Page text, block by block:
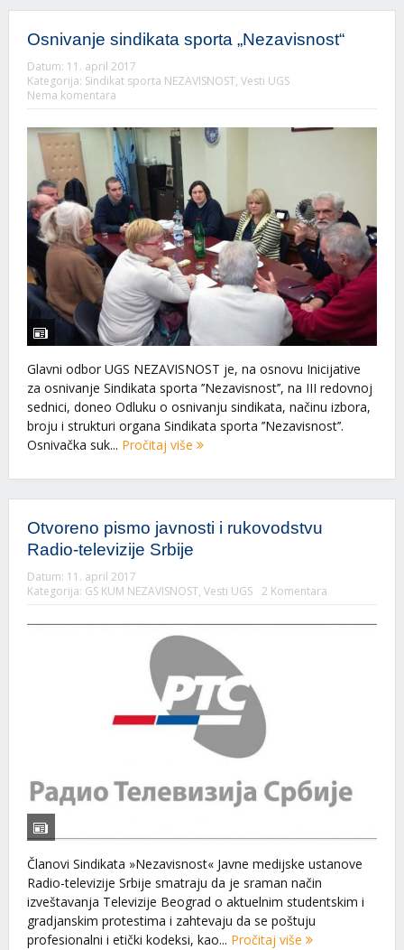
Osnivanje sindikata sporta „Nezavisnost“
Datum: 11. april 2017
Kategorija: Sindikat sporta NEZAVISNOST, Vesti UGS
Nema komentara
Glavni odbor UGS NEZAVISNOST je, na osnovu Inicijative
za osnivanje Sindikata sporta ’’Nezavisnost’’, na III redovnoj
sednici, doneo Odluku o osnivanju sindikata, načinu izbora,
broju i strukturi organa Sindikata sporta ’’Nezavisnost’’.
Osnivačka suk... Pročitaj više
Otvoreno pismo javnosti i rukovodstvu
Radio-televizije Srbije
Datum: 11. april 2017
Kategorija: GS KUM NEZAVISNOST, Vesti UGS 2 Komentara
Članovi Sindikata »Nezavisnost« Javne medijske ustanove
Radio-televizije Srbije smatraju da je sraman način
izveštavanja Televizije Beograd o aktuelnim studentskim i
gradjanskim protestima i zahtevaju da se poštuju
profesionalni i etički kodeksi, kao... Pročitaj više